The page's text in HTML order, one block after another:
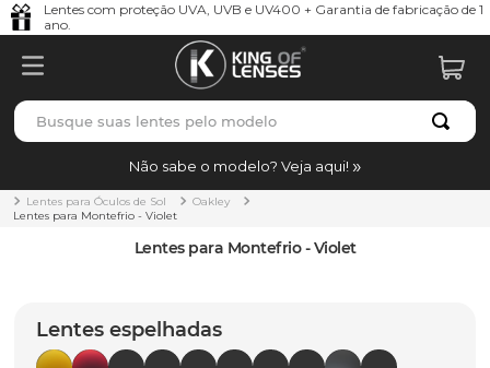
Lentes com proteção UVA, UVB e UV400 + Garantia de fabricação de 1
ano.
Busque suas lentes pelo modelo
Não sabe o modelo? Veja aqui!
Lentes para Óculos de Sol
Oakley
Lentes para Montefrio - Violet
Lentes para Montefrio - Violet
Lentes espelhadas
TERMOS MAIS BUSCADOS
1º borrachas
holbrook
5º chaves